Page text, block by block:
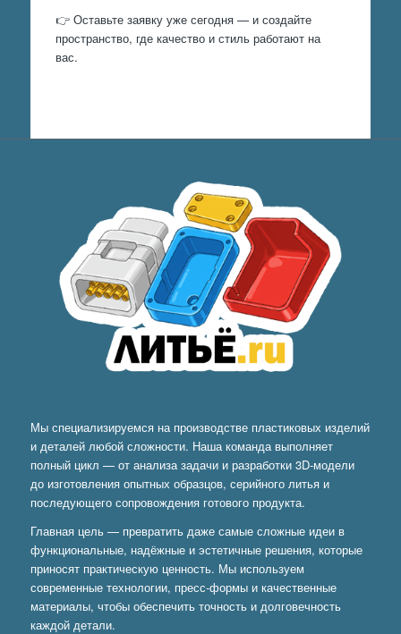
👉 Оставьте заявку уже сегодня — и создайте
пространство, где качество и стиль работают на
вас.
Мы специализируемся на производстве пластиковых изделий
и деталей любой сложности. Наша команда выполняет
полный цикл — от анализа задачи и разработки 3D-модели
до изготовления опытных образцов, серийного литья и
последующего сопровождения готового продукта.
Главная цель — превратить даже самые сложные идеи в
функциональные, надёжные и эстетичные решения, которые
приносят практическую ценность. Мы используем
современные технологии, пресс-формы и качественные
материалы, чтобы обеспечить точность и долговечность
каждой детали.